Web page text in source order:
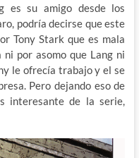
es su amigo desde los
podría decirse que este
Tony Stark que es mala
por asomo que Lang ni
le ofrecía trabajo y el se
Pero dejando eso de
interesante de la serie,